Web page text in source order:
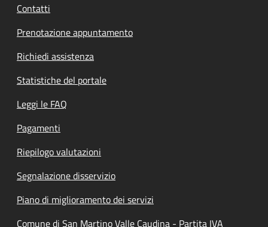
Contatti
Prenotazione appuntamento
Richiedi assistenza
Statistiche del portale
Leggi le FAQ
Pagamenti
Riepilogo valutazioni
Segnalazione disservizio
Piano di miglioramento dei servizi
Comune di San Martino Valle Caudina - Partita IVA